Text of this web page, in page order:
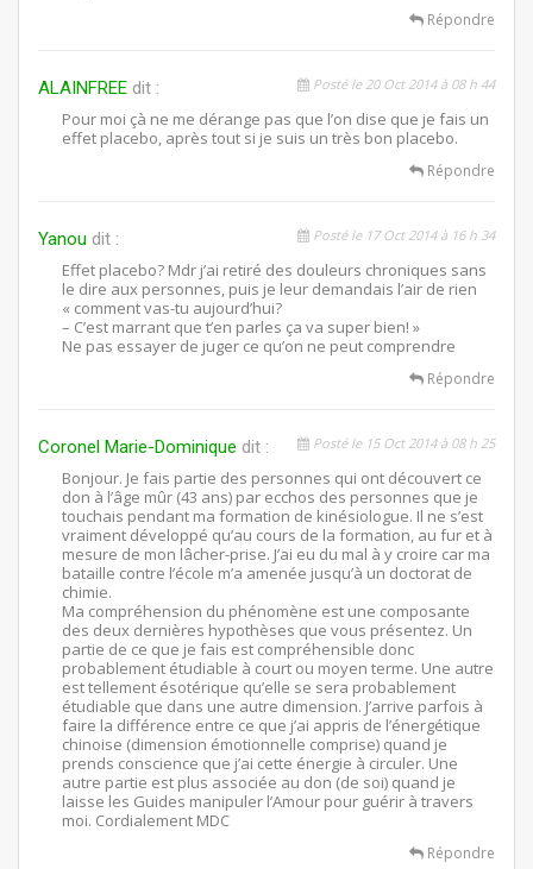
Répondre
ALAINFREE dit : Posté le 20 Oct 2014 à 08 h 44
Pour moi çà ne me dérange pas que l’on dise que je fais un
effet placebo, après tout si je suis un très bon placebo.
Répondre
Yanou dit : Posté le 17 Oct 2014 à 16 h 34
Effet placebo? Mdr j’ai retiré des douleurs chroniques sans
le dire aux personnes, puis je leur demandais l’air de rien
« comment vas-tu aujourd’hui?
– C’est marrant que t’en parles ça va super bien! »
Ne pas essayer de juger ce qu’on ne peut comprendre
Répondre
Coronel Marie-Dominique dit : Posté le 15 Oct 2014 à 08 h 25
Bonjour. Je fais partie des personnes qui ont découvert ce
don à l’âge mûr (43 ans) par ecchos des personnes que je
touchais pendant ma formation de kinésiologue. Il ne s’est
vraiment développé qu’au cours de la formation, au fur et à
mesure de mon lâcher-prise. J’ai eu du mal à y croire car ma
bataille contre l’école m’a amenée jusqu’à un doctorat de
chimie.
Ma compréhension du phénomène est une composante
des deux dernières hypothèses que vous présentez. Un
partie de ce que je fais est compréhensible donc
probablement étudiable à court ou moyen terme. Une autre
est tellement ésotérique qu’elle se sera probablement
étudiable que dans une autre dimension. J’arrive parfois à
faire la différence entre ce que j’ai appris de l’énergétique
chinoise (dimension émotionnelle comprise) quand je
prends conscience que j’ai cette énergie à circuler. Une
autre partie est plus associée au don (de soi) quand je
laisse les Guides manipuler l’Amour pour guérir à travers
moi. Cordialement MDC
Répondre